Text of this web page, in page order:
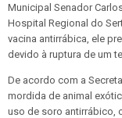
Municipal Senador
Hospital Regional do
vacina antirrábica, ele
devido à ruptura de um
De acordo com a
mordida de animal
uso de soro antirrábico,